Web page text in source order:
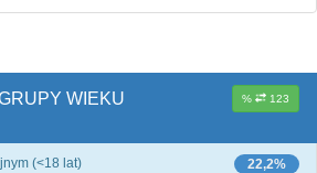
% 123
WIEKU
22,2%
(<18 lat)